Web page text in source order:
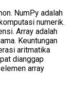
NumPy adalah
numerik.
Array adalah
Keuntungan
aritmatika
dianggap
array